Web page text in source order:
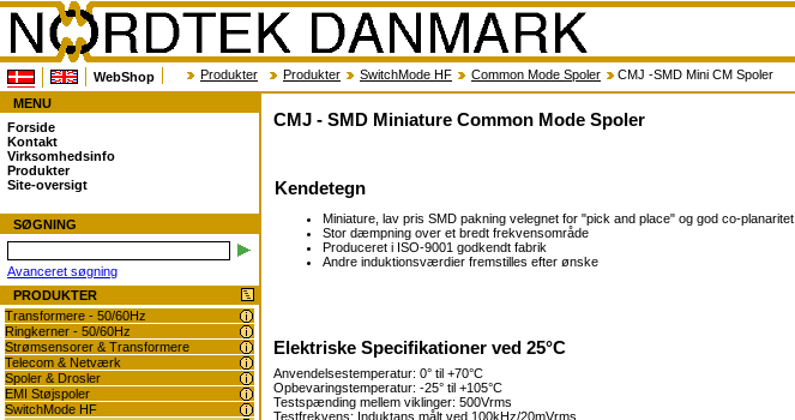
WebShop Produkter Produkter SwitchMode HF Common Mode Spoler CMJ -SMD Mini CM Spoler
MENU
Forside
Kontakt
Virksomhedsinfo
Produkter
Site-oversigt
SØGNING
Avanceret søgning
PRODUKTER
Transformere - 50/60Hz
Ringkerner - 50/60Hz
Strømsensorer & Transformere
Telecom & Netværk
Spoler & Drosler
EMI Støjspoler
SwitchMode HF
CMJ - SMD Miniature Common Mode Spoler
Kendetegn
Miniature, lav pris SMD pakning velegnet for "pick and place" og god co-planaritet
Stor dæmpning over et bredt frekvensområde
Produceret i ISO-9001 godkendt fabrik
Andre induktionsværdier fremstilles efter ønske
Elektriske Specifikationer ved 25°C
Anvendelsestemperatur: 0° til +70°C
Opbevaringstemperatur: -25° til +105°C
Testspænding mellem viklinger: 500Vrms
Testfrekvens: Induktans målt ved 100kHz/20mVrms